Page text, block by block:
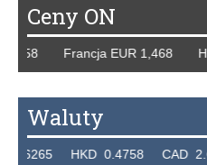
Ceny ON
EUR 1,468
Waluty
HKD 0.4758 CAD 2.6618